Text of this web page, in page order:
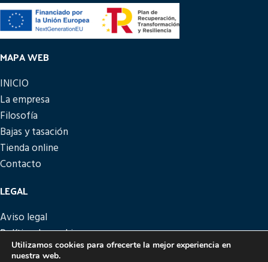
MAPA WEB
INICIO
La empresa
Filosofía
Bajas y tasación
Tienda online
Contacto
LEGAL
Aviso legal
Política de cookies
Política de privacidad
Utilizamos cookies para ofrecerte la mejor experiencia en
nuestra web.